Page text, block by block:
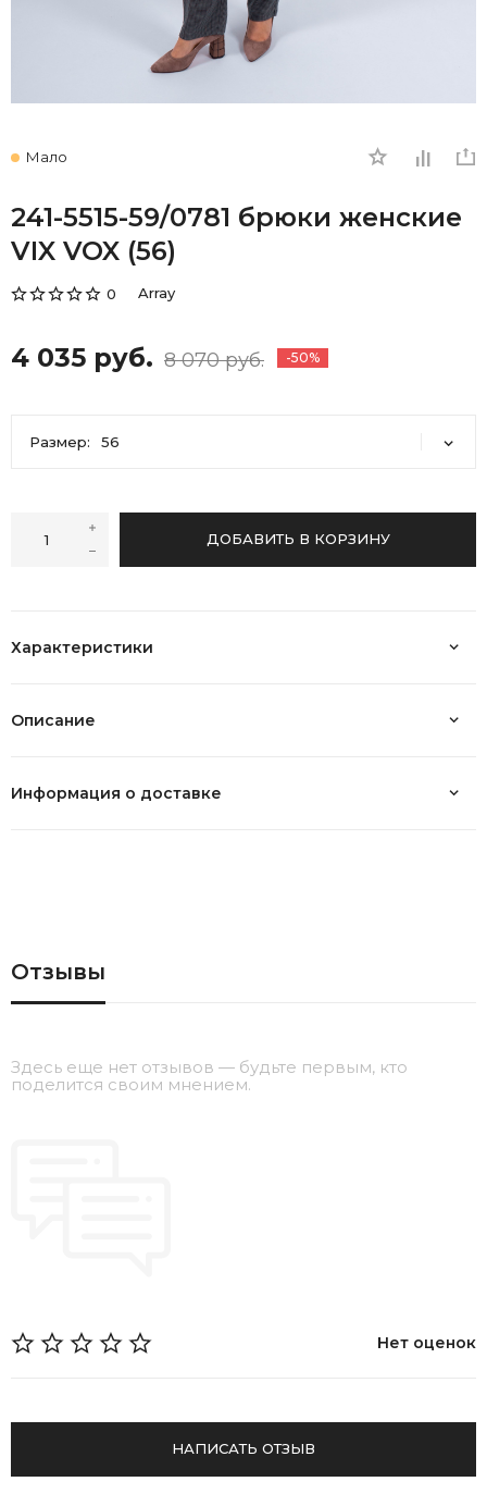
Мало
241-5515-59/0781 брюки женские
VIX VOX (56)
0 Array
4 035 руб. 8 070 руб. -50%
Размер: 56
ДОБАВИТЬ В КОРЗИНУ
Характеристики
Описание
Информация о доставке
Отзывы
Здесь еще нет отзывов — будьте первым, кто
поделится своим мнением.
Нет оценок
НАПИСАТЬ ОТЗЫВ